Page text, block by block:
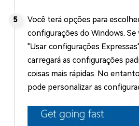
Você terá opções para
configurações do Windows.
"Usar configurações
carregará as configurações
coisas mais rápidas. No
pode personalizar as